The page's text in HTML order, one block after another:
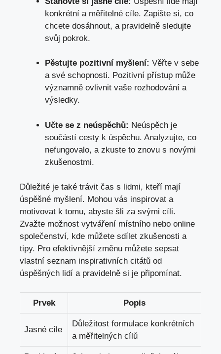
konkrétní a měřitelné cíle. Zapište si, co
chcete dosáhnout, a pravidelně sledujte
svůj pokrok.
Pěstujte pozitivní myšlení: Věřte v sebe
a své schopnosti. Pozitivní přístup může
významně ovlivnit vaše rozhodování a
výsledky.
Učte se z neúspěchů: Neúspěch je
součástí cesty k úspěchu. Analyzujte, co
nefungovalo, a zkuste to znovu s novými
zkušenostmi.
Důležité je také trávit čas s lidmi, kteří mají
úspěšné myšlení. Mohou vás inspirovat a
motivovat k tomu, abyste šli za svými cíli.
Zvažte možnost vytváření místního nebo online
společenství, kde můžete sdílet zkušenosti a
tipy. Pro efektivnější změnu můžete sepsat
vlastní seznam inspirativních citátů od
úspěšných lidí a pravidelně si je připomínat.
Prvek Popis
Jasné cíle
Důležitost formulace konkrétních
a měřitelných cílů